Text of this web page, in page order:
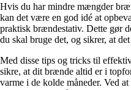
Hvis du har mindre mængder
kan det være en god idé at
praktisk brændestativ. Dette gør
du skal bruge det, og sikrer, at
Med disse tips og tricks til
sikre, at dit brænde altid er i
varme i de kolde måneder. Ved